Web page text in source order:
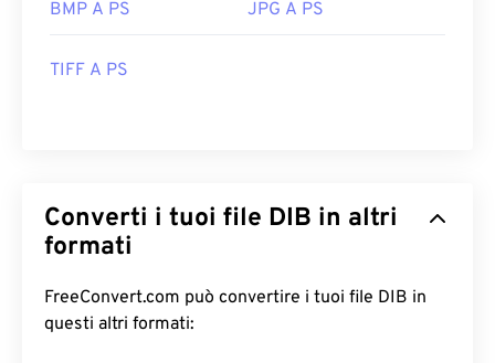
BMP A PS JPG A PS
TIFF A PS
Converti i tuoi file DIB in altri
formati
FreeConvert.com può convertire i tuoi file DIB in
questi altri formati: